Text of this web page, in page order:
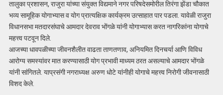
तालुका प्रशासन, राजुरा यांच्या संयुक्त विद्यमाने नगर परिषदेसमोरील तिरंगा झेंडा चौकात
भव्य सामूहिक योगाभ्यास व योग प्रात्यक्षिक कार्यक्रम उत्साहात पार पडला. यावेळी राजुरा
विधानसभा मतदारसंघाचे आमदार देवराव भोंगळे यांनी योगाभ्यास करत नागरिकांना योगाचे
महत्त्व पटवून दिले.
आजच्या धावपळीच्या जीवनशैलीत वाढता ताणतणाव, अनियमित दिनचर्या आणि विविध
आरोग्य समस्यांवर मात करण्यासाठी योग प्रभावी माध्यम ठरत असल्याचे आमदार भोंगळे
यांनी सांगितले. याप्रसंगी नगराध्यक्ष अरुण धोटे यांनीही योगाचे महत्त्व निरोगी जीवनासाठी
विशद केले.